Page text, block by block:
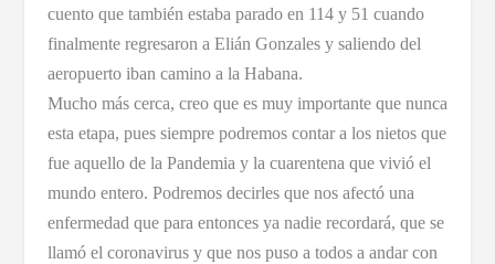
cuento que también estaba parado en 114 y 51 cuando
finalmente regresaron a Elián Gonzales y saliendo del
aeropuerto iban camino a la Habana.
Mucho más cerca, creo que es muy importante que nunca
esta etapa, pues siempre podremos contar a los nietos que
fue aquello de la Pandemia y la cuarentena que vivió el
mundo entero. Podremos decirles que nos afectó una
enfermedad que para entonces ya nadie recordará, que se
llamó el coronavirus y que nos puso a todos a andar con